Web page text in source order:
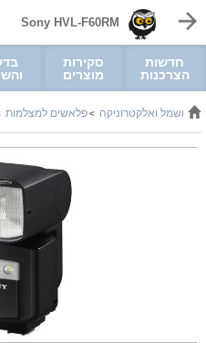
Sony HVL-F60RM
חדשות
הצרכנות
סקירות
מוצרים
> חשמל ואלקטרוניקה >פלאשים למצלמות